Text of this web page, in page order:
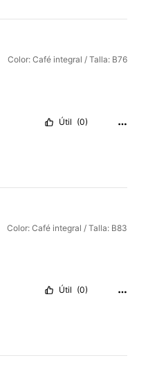
Color: Café integral / Talla: B76
Útil (0)
Color: Café integral / Talla: B83
Útil (0)